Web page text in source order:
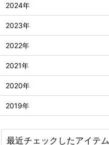
2024年
2023年
2022年
2021年
2020年
2019年
最近チェックしたアイテム